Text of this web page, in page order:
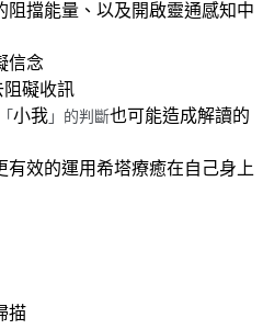
阻擋能量、以及開啟靈通感知中
信念
阻礙收訊
小我」的判斷也可能造成解讀的
效的運用希塔療癒在自己身上
描